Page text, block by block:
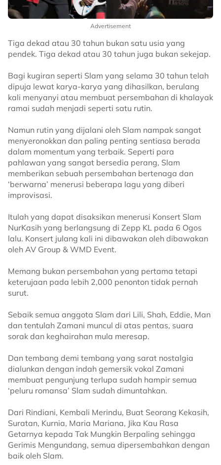
Advertisement
Tiga dekad atau 30 tahun bukan satu usia yang
pendek. Tiga dekad atau 30 tahun juga bukan sekejap.
Bagi kugiran seperti Slam yang selama 30 tahun telah
dipuja lewat karya-karya yang dihasilkan, berulang
kali menyanyi atau membuat persembahan di khalayak
ramai sudah menjadi seperti satu rutin.
Namun rutin yang dijalani oleh Slam nampak sangat
menyeronokkan dan paling penting sentiasa berada
dalam momentum yang terbaik. Seperti para
pahlawan yang sangat bersedia perang, Slam
memberikan sebuah persembahan bertenaga dan
‘berwarna’ menerusi beberapa lagu yang diberi
improvisasi.
Itulah yang dapat disaksikan menerusi Konsert Slam
NurKasih yang berlangsung di Zepp KL pada 6 Ogos
lalu. Konsert julang kali ini dibawakan oleh dibawakan
oleh AV Group & WMD Event.
Memang bukan persembahan yang pertama tetapi
keterujaan pada lebih 2,000 penonton tidak pernah
surut.
Sebaik semua anggota Slam dari Lili, Shah, Eddie, Man
dan tentulah Zamani muncul di atas pentas, suara
sorak dan keghairahan mula meresap.
Dan tembang demi tembang yang sarat nostalgia
dialunkan dengan indah gemersik vokal Zamani
membuat pengunjung terlupa sudah hampir semua
‘peluru romansa’ Slam sudah dimuntahkan.
Dari Rindiani, Kembali Merindu, Buat Seorang Kekasih,
Suratan, Kurnia, Maria Mariana, Jika Kau Rasa
Getarnya kepada Tak Mungkin Berpaling sehingga
Gerimis Mengundang, semua dipersembahkan dengan
baik oleh Slam.